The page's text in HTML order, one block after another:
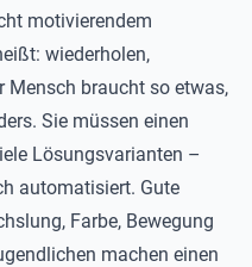
motivierendem
wiederholen,
Mensch braucht so etwas,
Sie müssen einen
Lösungsvarianten –
automatisiert. Gute
Farbe, Bewegung
machen einen